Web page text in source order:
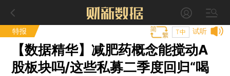
特报 试听
T中
【数据精华】减肥药概念能搅动A
股板块吗/这些私募二季度回归“喝